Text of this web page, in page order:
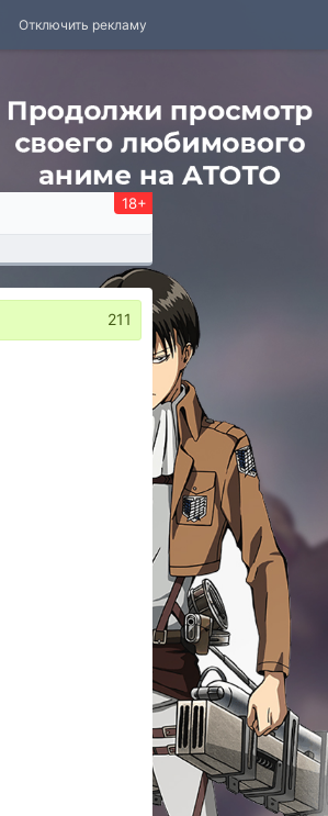
Отключить рекламу
18+
211